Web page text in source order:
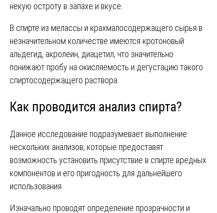
некую остроту в запахе и вкусе.
В спирте из мелассы и крахмалосодержащего сырья в
незначительном количестве имеются кротоновый
альдегид, акролеин, диацетил, что значительно
понижают пробу на окисляемость и дегустацию такого
спиртосодержащего раствора.
Как проводится анализ спирта?
Данное исследование подразумевает выполнение
нескольких анализов, которые предоставят
возможность установить присутствие в спирте вредных
компонентов и его пригодность для дальнейшего
использования.
Изначально проводят определение прозрачности и